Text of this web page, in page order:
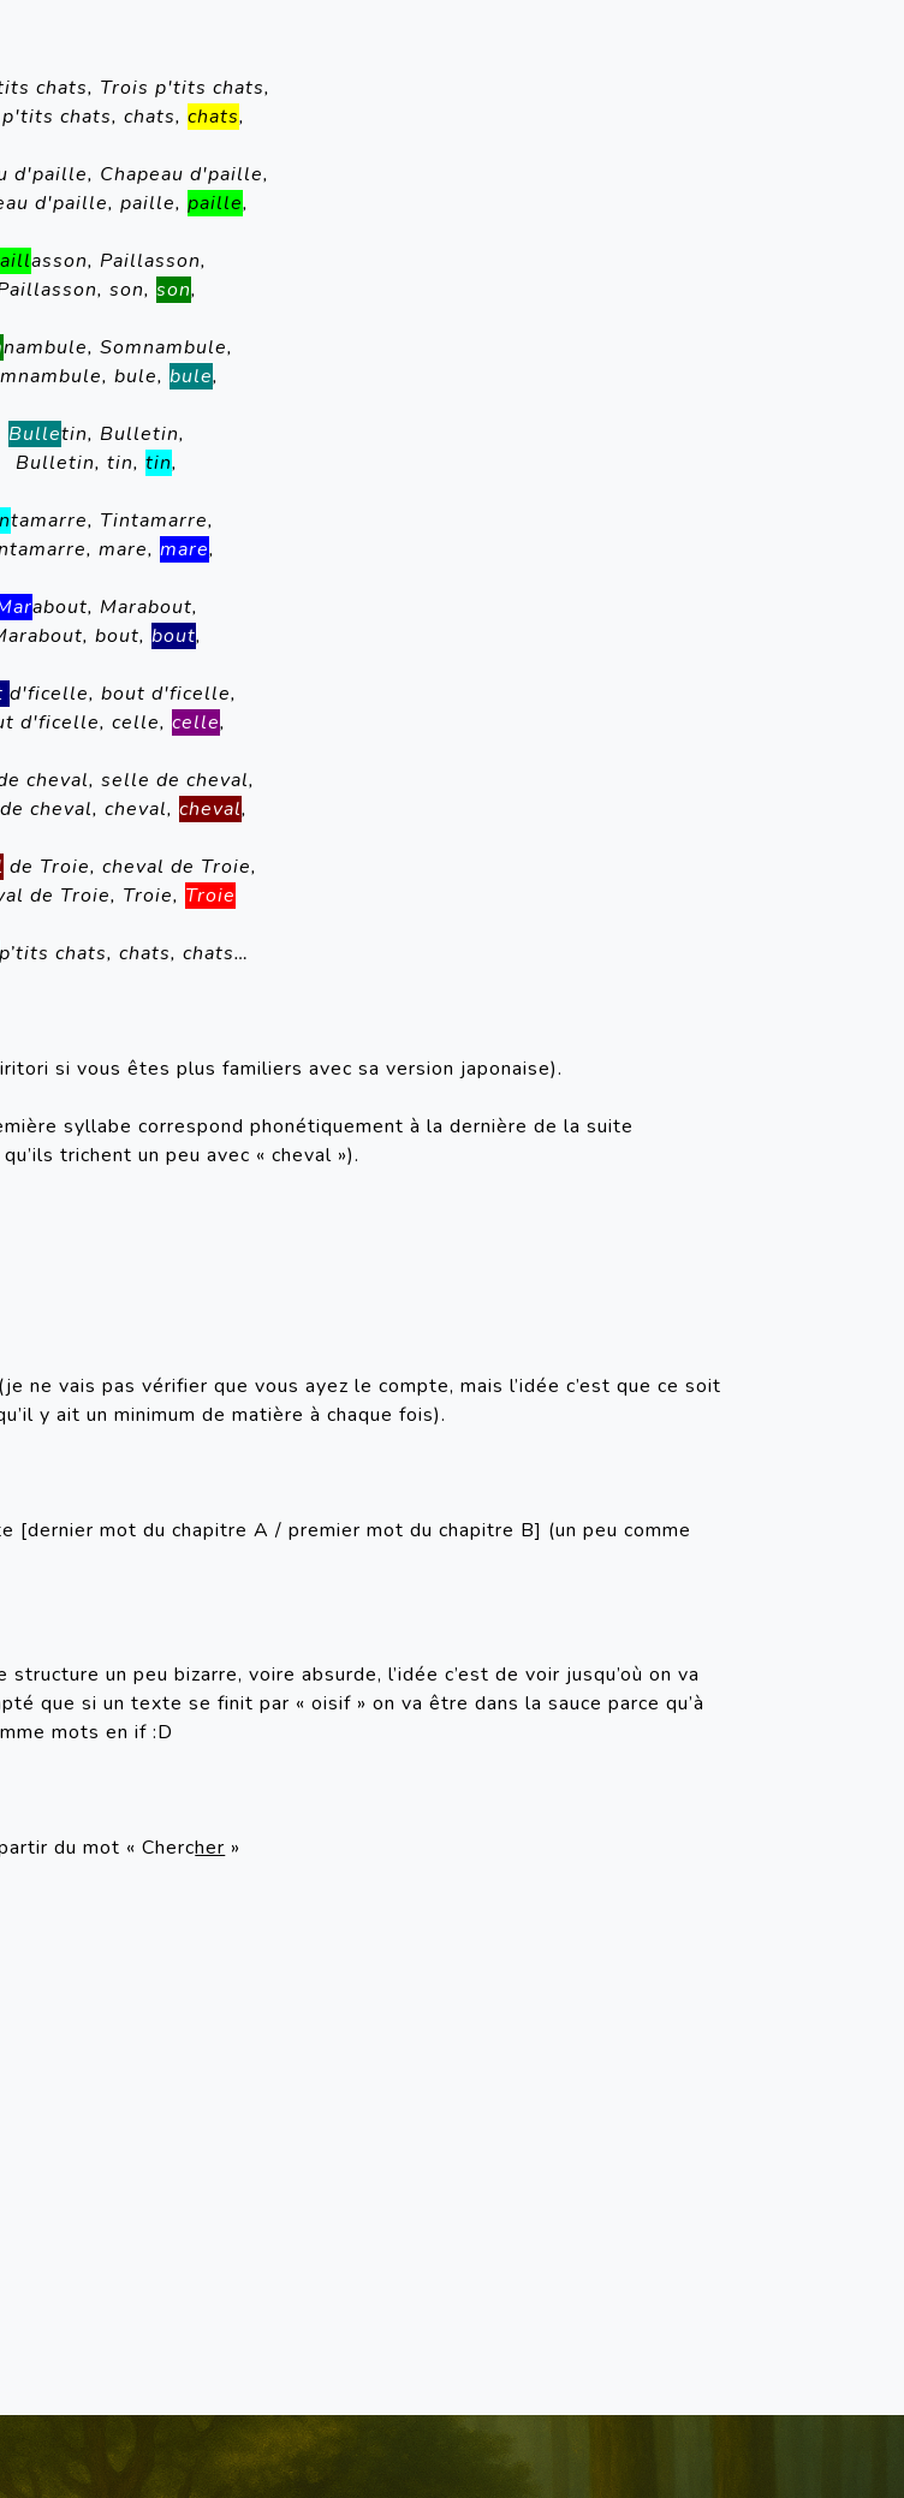
chats, Trois p'tits chats,
chats, chats, chats,
d'paille, Chapeau d'paille,
d'paille, paille, paille,
asson, Paillasson,
son, son,
nambule, Somnambule,
bule, bule,
Bulletin, Bulletin,
Bulletin, tin, tin,
tamarre, Tintamarre,
mare, mare,
about, Marabout,
bout, bout,
d'ficelle, bout d'ficelle,
d'ficelle, celle, celle,
cheval, selle de cheval,
cheval, cheval, cheval,
de Troie, cheval de Troie,
de Troie, Troie, Troie
p’tits chats, chats, chats…
si vous êtes plus familiers avec sa version japonaise).
syllabe correspond phonétiquement à la dernière de la suite
trichent un peu avec « cheval »).
vais pas vérifier que vous ayez le compte, mais l’idée c’est que ce soit
y ait un minimum de matière à chaque fois).
mot du chapitre A / premier mot du chapitre B] (un peu comme
un peu bizarre, voire absurde, l’idée c’est de voir jusqu’où on va
que si un texte se finit par « oisif » on va être dans la sauce parce qu’à
mots en if :D
du mot « Chercher »